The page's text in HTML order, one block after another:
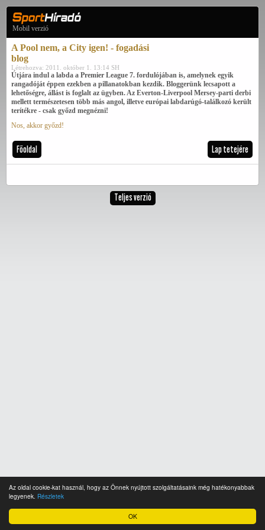
OK
Az oldal cookie-kat használ, hogy az Önnek nyújtott szolgáltatásaink még hatékonyabbak
legyenek. Részletek
Mobil verzió
A Pool nem, a City igen! - fogadási
blog
Létrehozva: 2011. október 1. 13:14 SH
Útjára indul a labda a Premier League 7. fordulójában is, amelynek egyik
rangadóját éppen ezekben a pillanatokban kezdik. Bloggerünk lecsapott a
lehetőségre, állást is foglalt az ügyben. Az Everton-Liverpool Mersey-parti derbi
mellett természetesen több más angol, illetve európai labdarúgó-találkozó került
terítékre - csak győzd megnézni!
Nos, akkor győzd!
Főoldal Lap tetejére
Teljes verzió